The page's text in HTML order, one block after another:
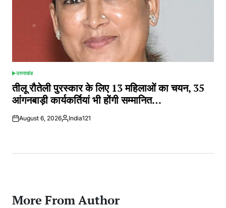
POSTED
IN
उत्तराखंड
तीलू रौतेली पुरस्कार के लिए 13 महिलाओं का चयन, 35
आंगनबाड़ी कार्यकर्तियां भी होंगी सम्मानित…
August 6, 2026Posted
India121
More From Author